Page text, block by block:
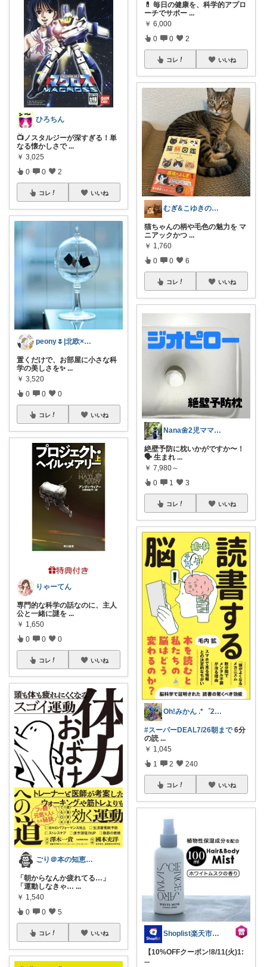
ひろちん
📺ノスタルジーが深すぎる！単
なる懐かしさで ...
￥ 3,025
0 0 2
コレ いいね
peony🌷|北欧×便利アイテム
置くだけで、お部屋に小さな科
学の美しさを✨ ...
￥ 3,520
0 0 0
コレ いいね
りゃーてん
専門的な科学の話なのに、主人
公と一緒に謎を ...
￥ 1,650
0 0 0
コレ いいね
ごり＠本の知恵で健康を目指すROOM
「朝からなんか疲れてる…」
「運動しなきゃ… ...
￥ 1,540
0 0 5
コレ いいね
💊 毎日の健康を、科学的アプロ
ーチでサポー ...
￥ 6,000
0 0 2
コレ いいね
むぎ&こゆきの部屋
猫ちゃんの柄や毛色の魅力を マ
ニアックかつ ...
￥ 1,760
0 0 6
コレ いいね
Nana🌼2児ママの購入品
絶壁予防に枕いかがですか〜！
🗣️ 生まれ ...
￥ 7,980～
0 1 3
コレ いいね
Oh!みかん .*゜25.5ご購入感謝
#スーパーDEAL7/26朝まで6分
の読 ...
￥ 1,045
1 2 240
コレ いいね
Shoplist楽天市場店
【10%OFFクーポン!8/11(火)1:
...